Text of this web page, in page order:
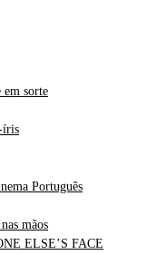
em sorte
íris
Português
mãos
ELSE’S FACE